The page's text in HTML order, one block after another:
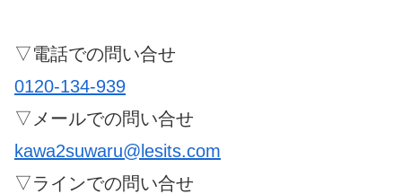
▽電話での問い合せ
0120-134-939
▽メールでの問い合せ
kawa2suwaru@lesits.com
▽ラインでの問い合せ